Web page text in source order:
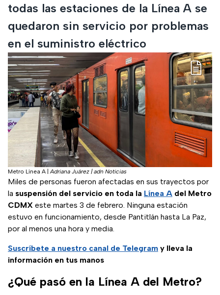
todas las estaciones de la Línea A se
quedaron sin servicio por problemas
en el suministro eléctrico
Metro Línea A |Adriana Juárez | adn Noticias
Miles de personas fueron afectadas en sus trayectos por
la suspensión del servicio en toda la Línea A del Metro
CDMX este martes 3 de febrero. Ninguna estación
estuvo en funcionamiento, desde Pantitlán hasta La Paz,
por al menos una hora y media.
Suscríbete a nuestro canal de Telegram y lleva la
información en tus manos
¿Qué pasó en la Línea A del Metro?